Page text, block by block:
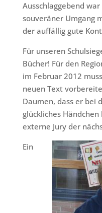
Ausschlaggebend
souveräner Umgang
der auffällig gute
Für unseren
Bücher! Für den
im Februar 2012
neuen Text
Daumen, dass er bei
glückliches
externe Jury der
Ein